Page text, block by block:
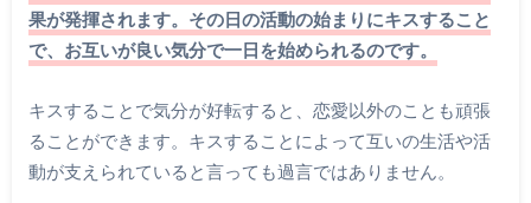
果が発揮されます。その日の活動の始まりにキスすること
で、お互いが良い気分で一日を始められるのです。
キスすることで気分が好転すると、恋愛以外のことも頑張
ることができます。キスすることによって互いの生活や活
動が支えられていると言っても過言ではありません。